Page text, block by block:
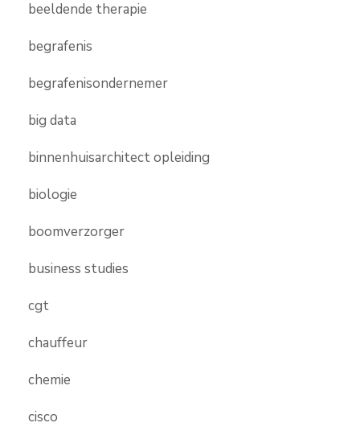
beeldende therapie
begrafenis
begrafenisondernemer
big data
binnenhuisarchitect opleiding
biologie
boomverzorger
business studies
cgt
chauffeur
chemie
cisco